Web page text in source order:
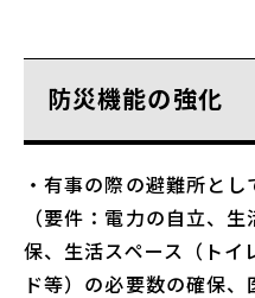
防災機能の強化
・有事の際の避難所と
（要件：電力の自立、
保、生活スペース（トイ
ド等）の必要数の確保